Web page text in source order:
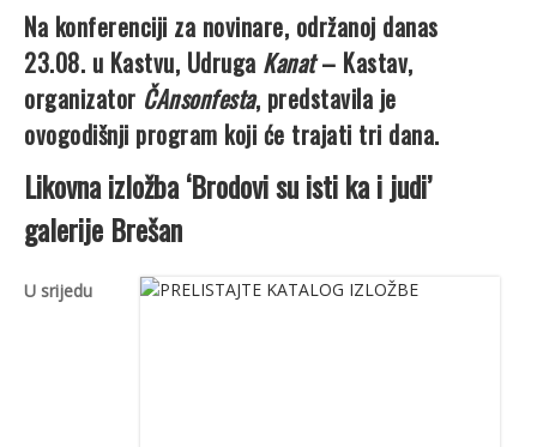
Na konferenciji za novinare, održanoj danas
23.08. u Kastvu, Udruga Kanat– Kastav,
organizator ČAnsonfesta, predstavila je
ovogodišnji program koji će trajati tri dana.
Likovna izložba ‘Brodovi su isti ka i judi’
galerije Brešan
U srijedu